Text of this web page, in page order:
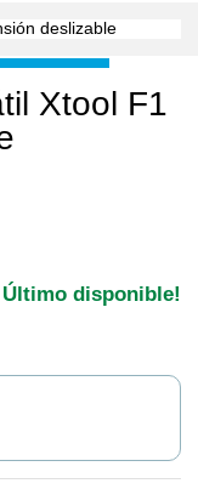
Xtool F1
Último disponible!